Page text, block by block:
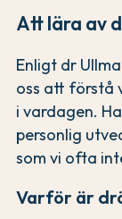
Att lära av
Enligt dr
oss att förstå
i vardagen.
personlig
som vi ofta
Varför är